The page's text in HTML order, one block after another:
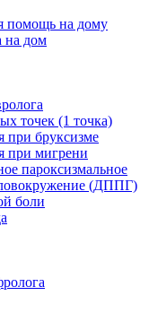
помощь на дому
на дом
точек (1 точка)
при бруксизме
при мигрени
пароксизмальное
(ДППГ)
боли